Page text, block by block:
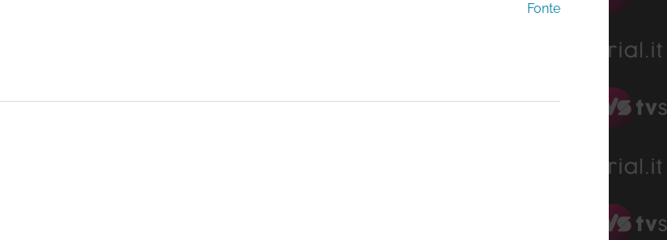
Fonte